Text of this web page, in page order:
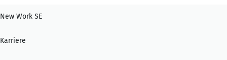
New Work SE
Karriere